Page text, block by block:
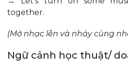
together.
(Mở nhạc lên và nhảy cùng
Ngữ cảnh học thuật/